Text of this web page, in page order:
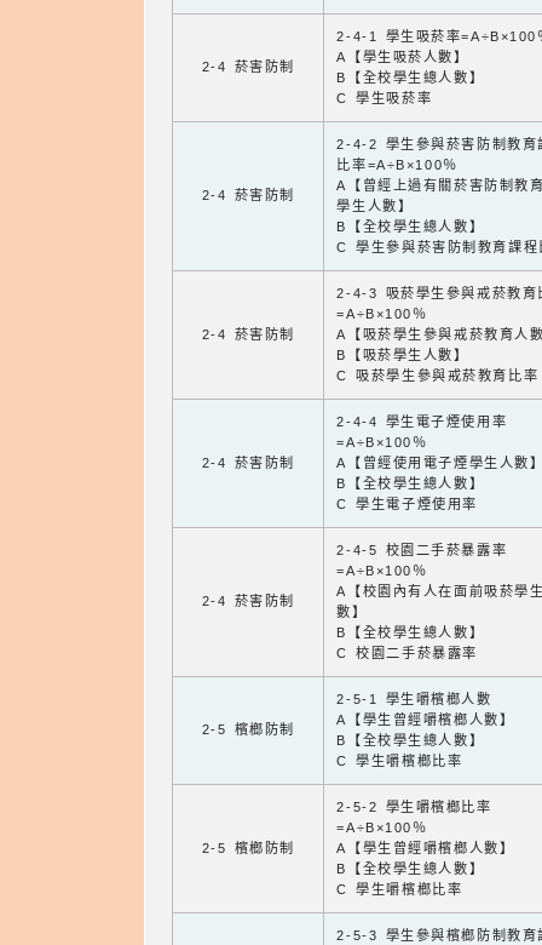
2-4 菸害防制
2-4-1 學生吸菸率=A÷B×100
A【學生吸菸人數】
B【全校學生總人數】
C 學生吸菸率
2-4 菸害防制
2-4-2 學生參與菸害防制教育
比率=A÷B×100％
A【曾經上過有關菸害防制教
學生人數】
B【全校學生總人數】
C 學生參與菸害防制教育課程
2-4 菸害防制
2-4-3 吸菸學生參與戒菸教育
=A÷B×100％
A【吸菸學生參與戒菸教育人
B【吸菸學生人數】
C 吸菸學生參與戒菸教育比率
2-4 菸害防制
2-4-4 學生電子煙使用率
=A÷B×100％
A【曾經使用電子煙學生人數
B【全校學生總人數】
C 學生電子煙使用率
2-4 菸害防制
2-4-5 校園二手菸暴露率
=A÷B×100％
A【校園內有人在面前吸菸學
數】
B【全校學生總人數】
C 校園二手菸暴露率
2-5 檳榔防制
2-5-1 學生嚼檳榔人數
A【學生曾經嚼檳榔人數】
B【全校學生總人數】
C 學生嚼檳榔比率
2-5 檳榔防制
2-5-2 學生嚼檳榔比率
=A÷B×100％
A【學生曾經嚼檳榔人數】
B【全校學生總人數】
C 學生嚼檳榔比率
2-5-3 學生參與檳榔防制教育